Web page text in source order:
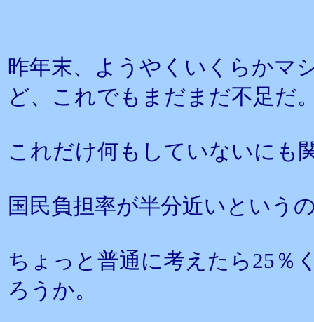
昨年末、ようやくいくらかマ
ど、これでもまだまだ不足だ
これだけ何もしていないにも
国民負担率が半分近いという
ちょっと普通に考えたら25％
ろうか。